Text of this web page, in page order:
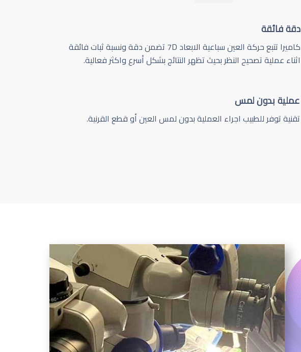
دقة فائقة
كاميرا تتبع حركة العين سباعية الابعاد 7D تضمن دقة ونسبة ثبات فائقة
اثناء عملية تصحيح النظر بحيث تظهر النتائج بشكل أسرع واكثر فعالية.
عملية بدون لمس
تقنية توفر للطبيب اجراء العملية بدون لمس العين أو قطع القرنية.